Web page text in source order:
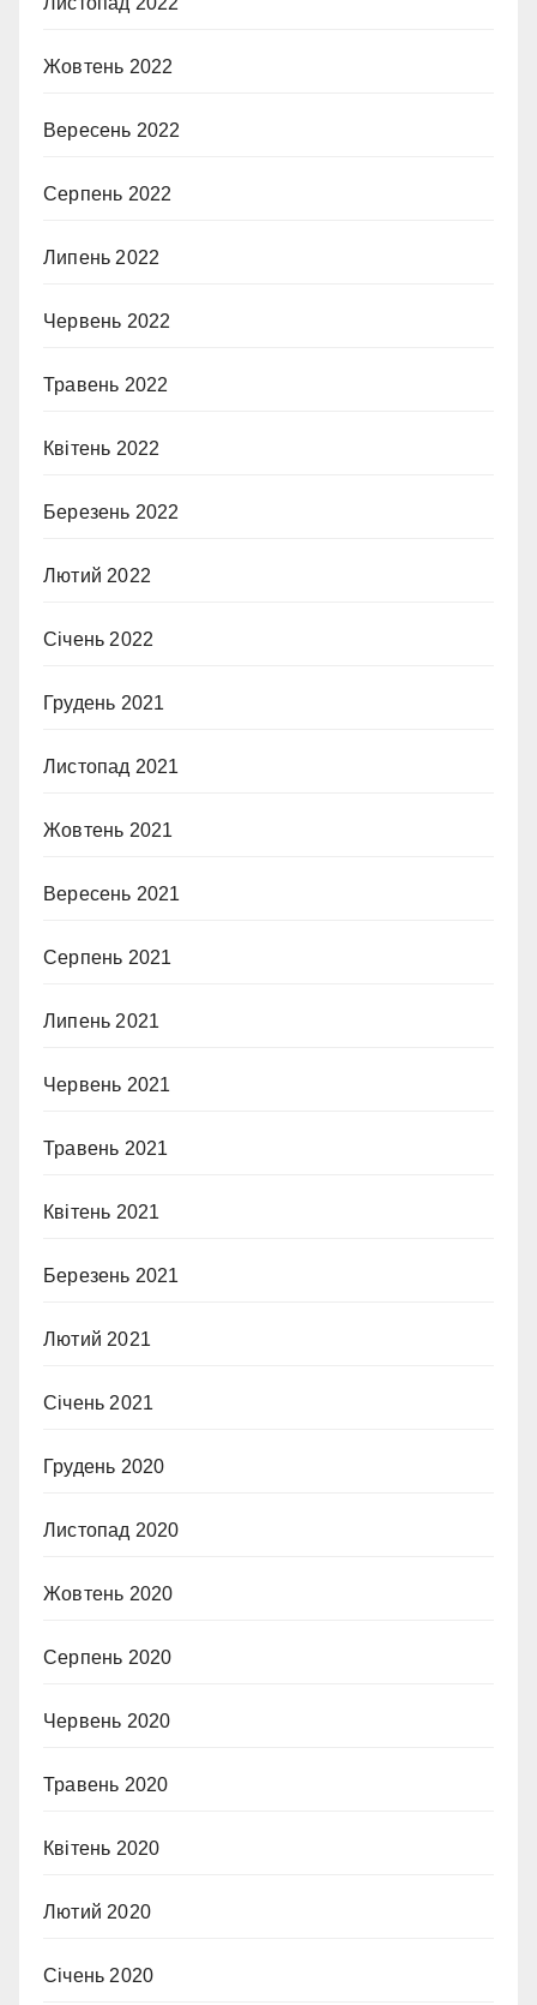
Жовтень 2022
Вересень 2022
Серпень 2022
Липень 2022
Червень 2022
Травень 2022
Квітень 2022
Березень 2022
Лютий 2022
Січень 2022
Грудень 2021
Листопад 2021
Жовтень 2021
Вересень 2021
Серпень 2021
Липень 2021
Червень 2021
Травень 2021
Квітень 2021
Березень 2021
Лютий 2021
Січень 2021
Грудень 2020
Листопад 2020
Жовтень 2020
Серпень 2020
Червень 2020
Травень 2020
Квітень 2020
Лютий 2020
Січень 2020